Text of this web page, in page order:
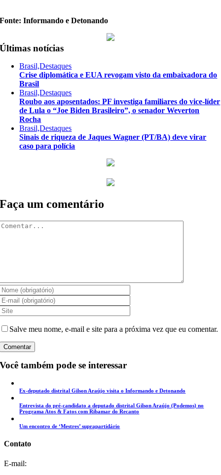
Fonte: Informando e Detonando
Últimas notícias
Brasil,Destaques
Crise diplomática e EUA revogam visto da embaixadora do
Brasil
Brasil,Destaques
Roubo aos aposentados: PF investiga familiares do vice-líder
de Lula o “Joe Biden Brasileiro”, o senador Weverton
Rocha
Brasil,Destaques
Sinais de riqueza de Jaques Wagner (PT/BA) deve virar
caso para polícia
Faça um comentário
Salve meu nome, e-mail e site para a próxima vez que eu comentar.
Você também pode se interessar
Ex-deputado distrital Gilson Araújo visita o Informando e Detonando
Entrevista do pré-candidato a deputado distrital Gilson Araújo (Podemos) no
Programa Atos & Fatos com Ribamar do Recanto
Um encontro de ‘Mestres’ suprapartidário
Contato
E-mail: